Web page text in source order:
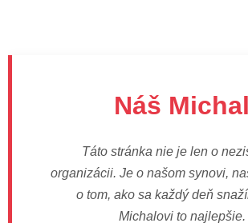
Náš Michal
Táto stránka nie je len o
organizácii. Je o našom synovi,
o tom, ako sa každý deň
Michalovi to najlepšie.